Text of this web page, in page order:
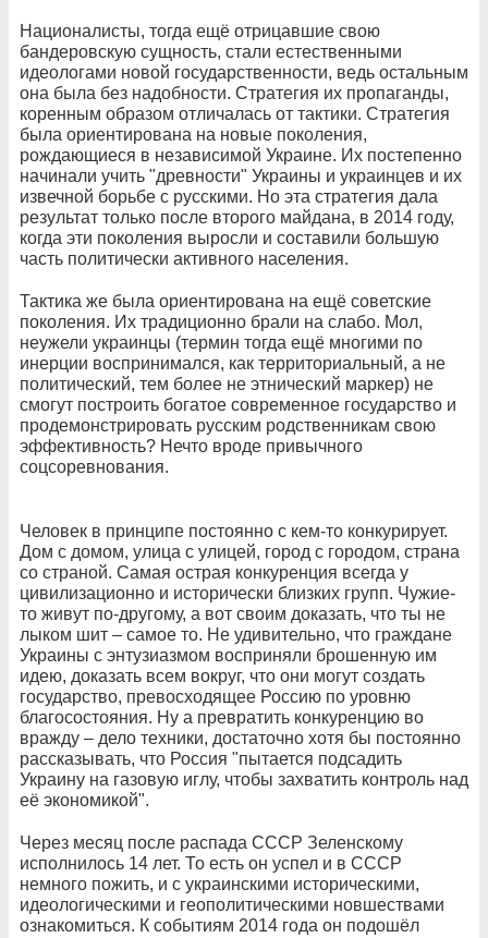
Националисты, тогда ещё отрицавшие свою
бандеровскую сущность, стали естественными
идеологами новой государственности, ведь остальным
она была без надобности. Стратегия их пропаганды,
коренным образом отличалась от тактики. Стратегия
была ориентирована на новые поколения,
рождающиеся в независимой Украине. Их постепенно
начинали учить "древности" Украины и украинцев и их
извечной борьбе с русскими. Но эта стратегия дала
результат только после второго майдана, в 2014 году,
когда эти поколения выросли и составили большую
часть политически активного населения.
Тактика же была ориентирована на ещё советские
поколения. Их традиционно брали на слабо. Мол,
неужели украинцы (термин тогда ещё многими по
инерции воспринимался, как территориальный, а не
политический, тем более не этнический маркер) не
смогут построить богатое современное государство и
продемонстрировать русским родственникам свою
эффективность? Нечто вроде привычного
соцсоревнования.
Человек в принципе постоянно с кем-то конкурирует.
Дом с домом, улица с улицей, город с городом, страна
со страной. Самая острая конкуренция всегда у
цивилизационно и исторически близких групп. Чужие-
то живут по-другому, а вот своим доказать, что ты не
лыком шит – самое то. Не удивительно, что граждане
Украины с энтузиазмом восприняли брошенную им
идею, доказать всем вокруг, что они могут создать
государство, превосходящее Россию по уровню
благосостояния. Ну а превратить конкуренцию во
вражду – дело техники, достаточно хотя бы постоянно
рассказывать, что Россия "пытается подсадить
Украину на газовую иглу, чтобы захватить контроль над
её экономикой".
Через месяц после распада СССР Зеленскому
исполнилось 14 лет. То есть он успел и в СССР
немного пожить, и с украинскими историческими,
идеологическими и геополитическими новшествами
ознакомиться. К событиям 2014 года он подошёл